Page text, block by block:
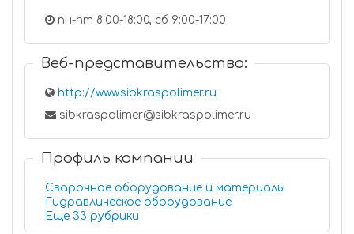
пн-пт 8:00-18:00, сб 9:00-17:00
Веб-представительство:
http://www.sibkraspolimer.ru
sibkraspolimer@sibkraspolimer.ru
Профиль компании
Сварочное оборудование и материалы
Гидравлическое оборудование
Еще 33 рубрики